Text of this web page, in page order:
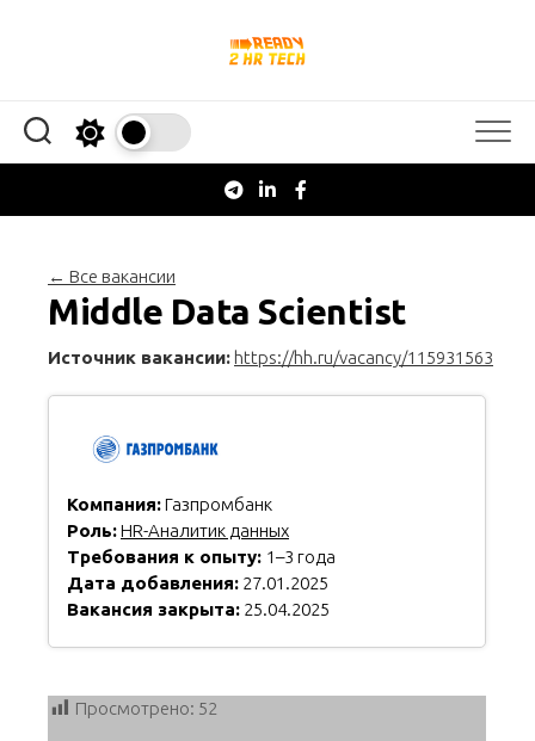
← Все вакансии
Middle Data Scientist
Источник вакансии: https://hh.ru/vacancy/115931563
Компания:Газпромбанк
Роль:HR-Аналитик данных
Требования к опыту: 1–3 года
Дата добавления: 27.01.2025
Вакансия закрыта: 25.04.2025
Просмотрено: 52